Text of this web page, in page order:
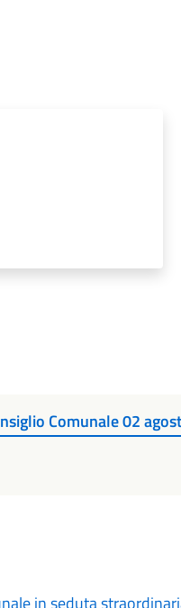
Comunale 02
in seduta